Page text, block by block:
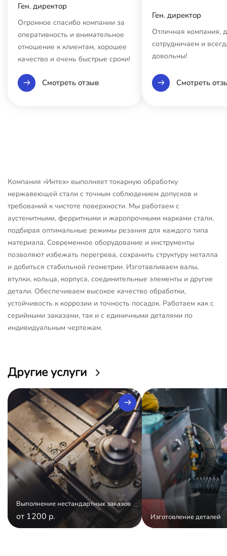
Ген. директор
Огромное спасибо компании за
оперативность и внимательное
отношение к клиентам, хорошее
качество и очень быстрые сроки!
Смотреть отзыв
Ген. директор
Отличная компания,
сотрудничаем и
довольны!
Смотреть
Компания «Интех» выполняет токарную обработку
нержавеющей стали с точным соблюдением допусков и
требований к чистоте поверхности. Мы работаем с
аустенитными, ферритными и жаропрочными марками стали,
подбирая оптимальные режимы резания для каждого типа
материала. Современное оборудование и инструменты
позволяют избежать перегрева, сохранить структуру металла
и добиться стабильной геометрии. Изготавливаем валы,
втулки, кольца, корпуса, соединительные элементы и другие
детали. Обеспечиваем высокое качество обработки,
устойчивость к коррозии и точность посадок. Работаем как с
серийными заказами, так и с единичными деталями по
индивидуальным чертежам.
Другие услуги
Выполнение нестандартных заказов
от 1200 р. Изготовление деталей